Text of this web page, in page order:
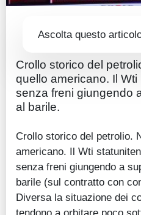
Ascolta questo
Crollo storico del
quello americano. Il
senza freni giungendo
al barile.
Crollo storico del petrolio.
americano. Il Wti
senza freni giungendo a
barile (sul contratto con
Diversa la situazione dei